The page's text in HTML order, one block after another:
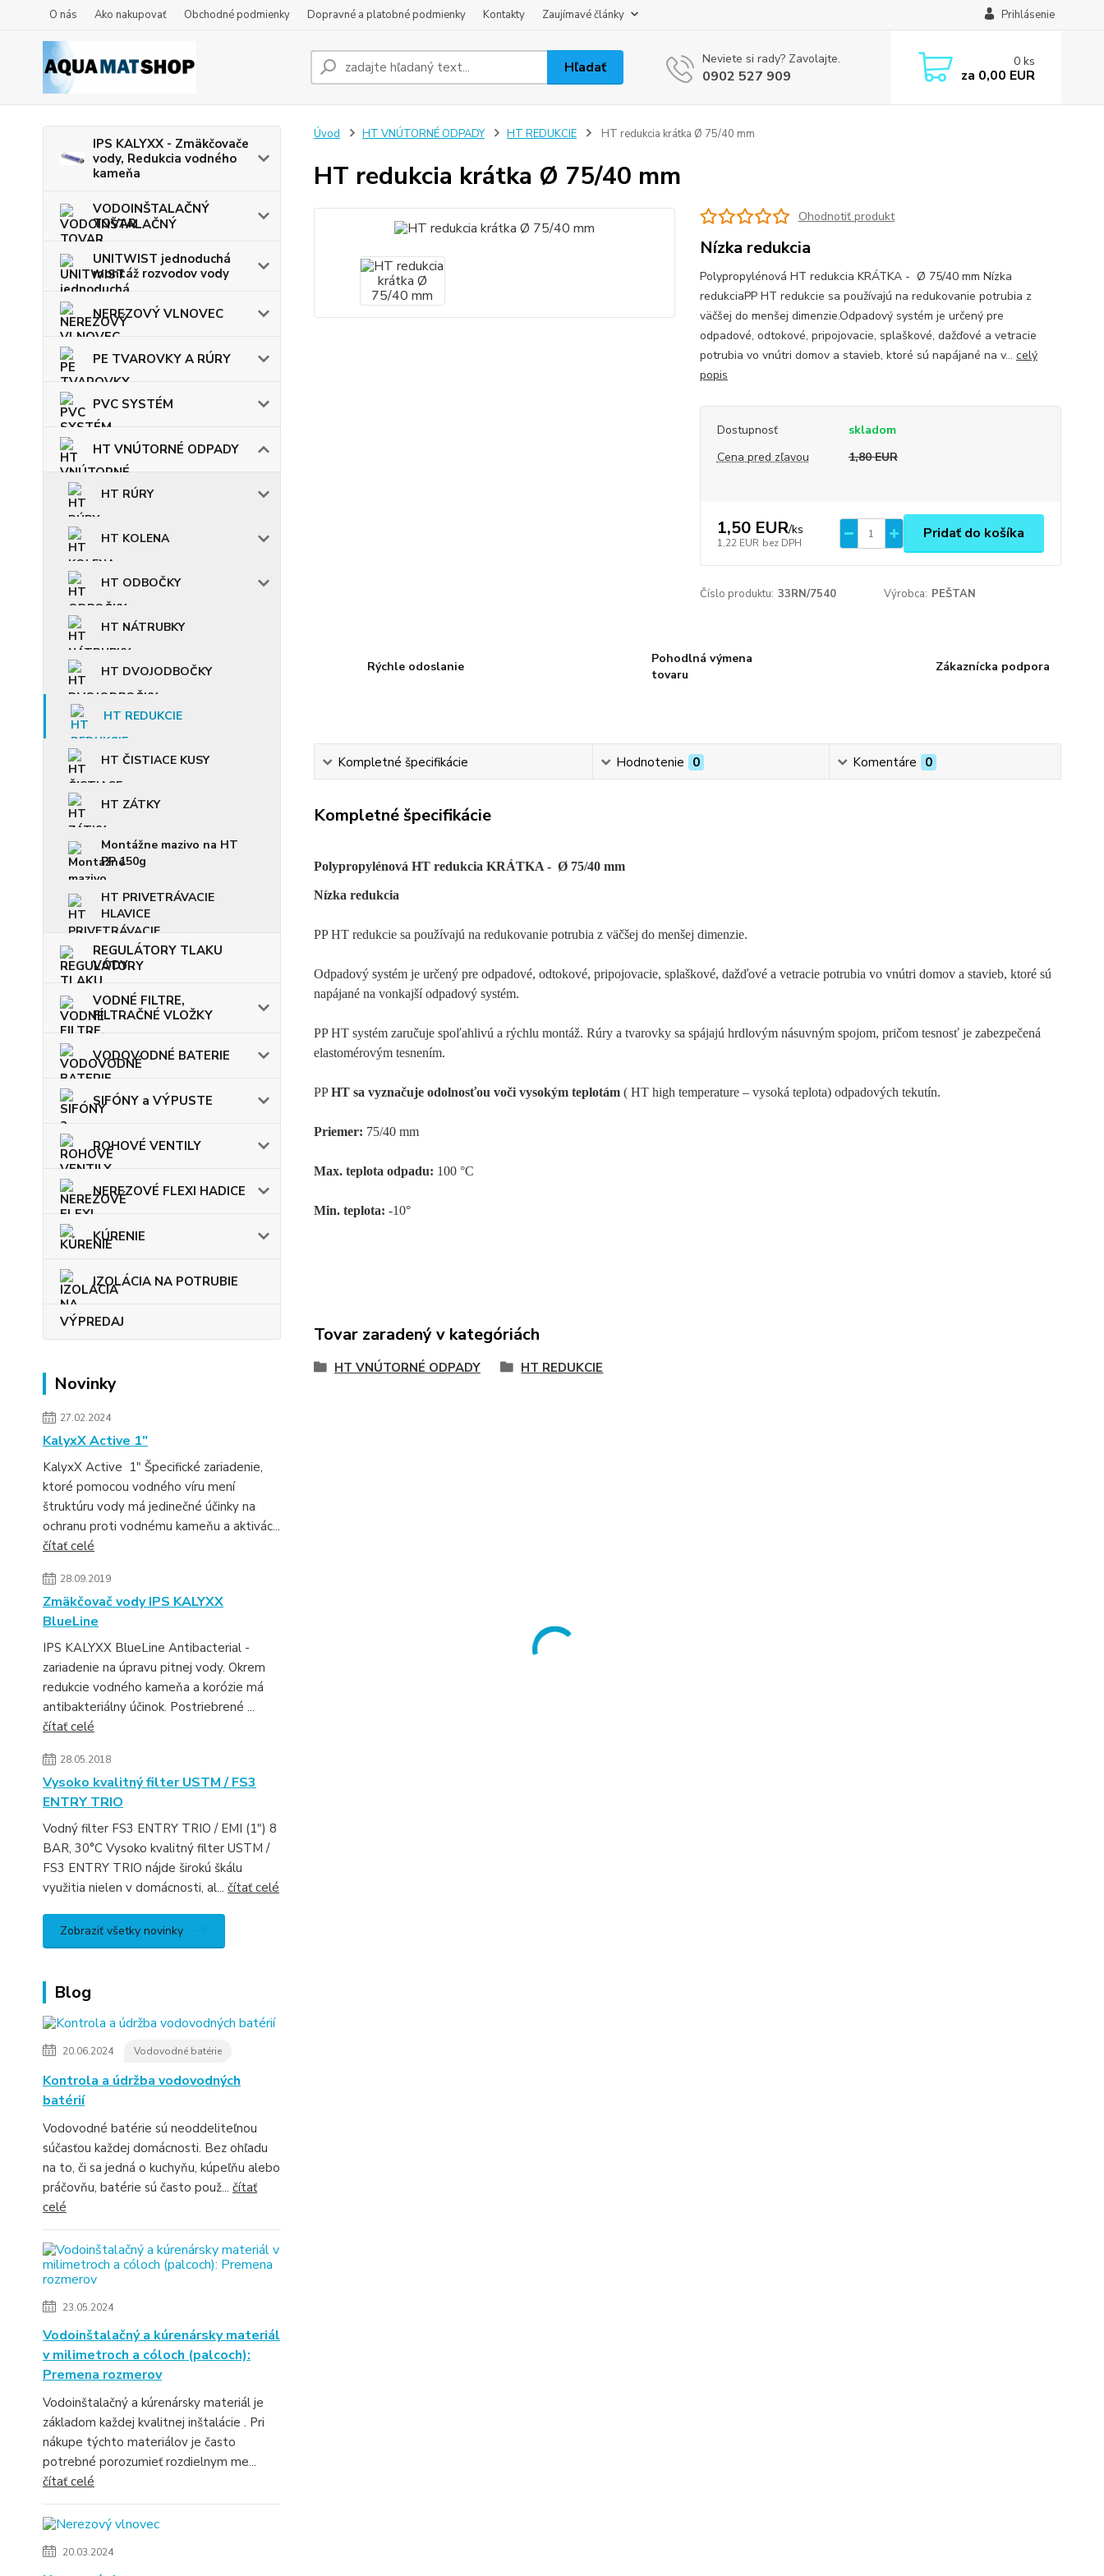
O nás Ako nakupovať Obchodné podmienky Dopravné a platobné podmienky Kontakty Zaujímavé články Prihlásenie
Hľadať Neviete si rady? Zavolajte.
0902 527 909
0 ks
za 0,00 EUR
IPS KALYXX - Zmäkčovače
vody, Redukcia vodného
kameňa
VODOINŠTALAČNÝ
TOVAR
UNITWIST jednoduchá
montáž rozvodov vody
NEREZOVÝ VLNOVEC
PE TVAROVKY A RÚRY
PVC SYSTÉM
HT VNÚTORNÉ ODPADY
HT RÚRY
HT KOLENA
HT ODBOČKY
HT NÁTRUBKY
HT DVOJODBOČKY
HT REDUKCIE
HT ČISTIACE KUSY
HT ZÁTKY
Montážne mazivo na HT
PP 150g
HT PRIVETRÁVACIE
HLAVICE
REGULÁTORY TLAKU
VODY
VODNÉ FILTRE,
FILTRAČNÉ VLOŽKY
VODOVODNÉ BATERIE
SIFÓNY a VÝPUSTE
ROHOVÉ VENTILY
NEREZOVÉ FLEXI HADICE
KÚRENIE
IZOLÁCIA NA POTRUBIE
VÝPREDAJ
Novinky
27.02.2024
KalyxX Active 1″
KalyxX Active 1″ Špecifické zariadenie,
ktoré pomocou vodného víru mení
štruktúru vody má jedinečné účinky na
ochranu proti vodnému kameňu a aktivác...
čítať celé
28.09.2019
Zmäkčovač vody IPS KALYXX
BlueLine
IPS KALYXX BlueLine Antibacterial -
zariadenie na úpravu pitnej vody. Okrem
redukcie vodného kameňa a korózie má
antibakteriálny účinok. Postriebrené ...
čítať celé
28.05.2018
Vysoko kvalitný filter USTM / FS3
ENTRY TRIO
Vodný filter FS3 ENTRY TRIO / EMI (1") 8
BAR, 30°C Vysoko kvalitný filter USTM /
FS3 ENTRY TRIO nájde širokú škálu
využitia nielen v domácnosti, al... čítať celé
Zobraziť všetky novinky
Blog
20.06.2024 Vodovodné batérie
Kontrola a údržba vodovodných
batérií
Vodovodné batérie sú neoddeliteľnou
súčasťou každej domácnosti. Bez ohľadu
na to, či sa jedná o kuchyňu, kúpeľňu alebo
práčovňu, batérie sú často použ... čítať
celé
23.05.2024
Vodoinštalačný a kúrenársky materiál
v milimetroch a cóloch (palcoch):
Premena rozmerov
Vodoinštalačný a kúrenársky materiál je
základom každej kvalitnej inštalácie . Pri
nákupe týchto materiálov je často
potrebné porozumieť rozdielnym me...
čítať celé
20.03.2024
Úvod HT VNÚTORNÉ ODPADY HT REDUKCIE HT redukcia krátka Ø 75/40 mm
HT redukcia krátka Ø 75/40 mm
Ohodnotiť produkt
Nízka redukcia
Polypropylénová HT redukcia KRÁTKA - Ø 75/40 mm Nízka
redukciaPP HT redukcie sa používajú na redukovanie potrubia z
väčšej do menšej dimenzie.Odpadový systém je určený pre
odpadové, odtokové, pripojovacie, splaškové, dažďové a vetracie
potrubia vo vnútri domov a stavieb, ktoré sú napájané na v... celý
popis
Dostupnosť
skladom
Cena pred zľavou
1,80 EUR
1,50 EUR/ks
1,22 EUR bez DPH
Pridať do košíka
Číslo produktu: 33RN/7540 Výrobca: PEŠTAN
Rýchle odoslanie
Pohodlná výmena
tovaru
Zákaznícka podpora
Kompletné špecifikácie Hodnotenie 0 Komentáre 0
Kompletné špecifikácie
Polypropylénová HT redukcia KRÁTKA - Ø 75/40 mm
Nízka redukcia
PP HT redukcie sa používajú na redukovanie potrubia z väčšej do menšej dimenzie.
Odpadový systém je určený pre odpadové, odtokové, pripojovacie, splaškové, dažďové a vetracie potrubia vo vnútri domov a stavieb, ktoré sú
napájané na vonkajší odpadový systém.
PP HT systém zaručuje spoľahlivú a rýchlu montáž. Rúry a tvarovky sa spájajú hrdlovým násuvným spojom, pričom tesnosť je zabezpečená
elastomérovým tesnením.
PPHT sa vyznačuje odolnosťou voči vysokým teplotám( HT high temperature – vysoká teplota) odpadových tekutín.
Priemer: 75/40 mm
Max. teplota odpadu: 100 °C
Min. teplota: -10°
Tovar zaradený v kategóriách
HT VNÚTORNÉ ODPADY HT REDUKCIE